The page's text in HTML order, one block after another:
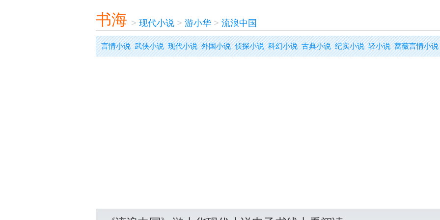
书海 > 现代小说> 游小华> 流浪中国
言情小说 武侠小说 现代小说 外国小说 侦探小说 科幻小说 古典小说 纪实小说 轻小说 蔷薇言情小说